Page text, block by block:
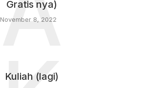
Gratis nya)
November 8, 2022
Kuliah (lagi)